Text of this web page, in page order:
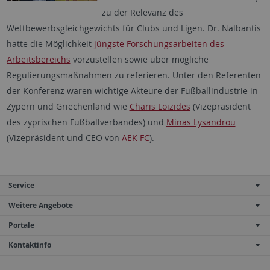
zu der Relevanz des
Wettbewerbsgleichgewichts für Clubs und Ligen. Dr. Nalbantis
hatte die Möglichkeit jüngste Forschungsarbeiten des
Arbeitsbereichs vorzustellen sowie über mögliche
Regulierungsmaßnahmen zu referieren. Unter den Referenten
der Konferenz waren wichtige Akteure der Fußballindustrie in
Zypern und Griechenland wie Charis Loizides (Vizepräsident
des zyprischen Fußballverbandes) und Minas Lysandrou
(Vizepräsident und CEO von AEK FC).
Service
Weitere Angebote
Portale
Kontaktinfo